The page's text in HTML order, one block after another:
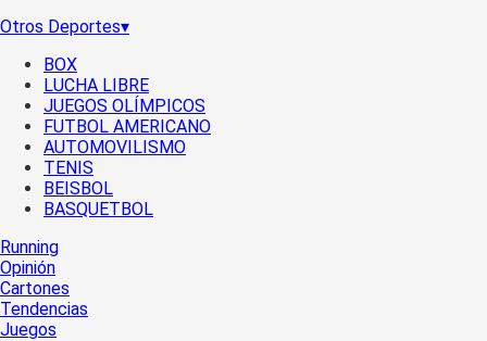
Otros Deportes▾
BOX
LUCHA LIBRE
JUEGOS OLÍMPICOS
FUTBOL AMERICANO
AUTOMOVILISMO
TENIS
BEISBOL
BASQUETBOL
Running
Opinión
Cartones
Tendencias
Juegos